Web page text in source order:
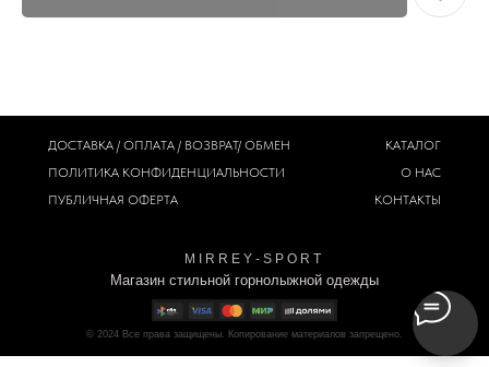
M I R R E Y - S P O R T
Магазин стильной горнолыжной одежды
© 2024 Все права защищены. Копирование материалов запрещено.
ДОСТАВКА / ОПЛАТА / ВОЗВРАТ/ ОБМЕН
ПОЛИТИКА КОНФИДЕНЦИАЛЬНОСТИ
ПУБЛИЧНАЯ ОФЕРТА
КАТАЛОГ
О НАС
КОНТАКТЫ